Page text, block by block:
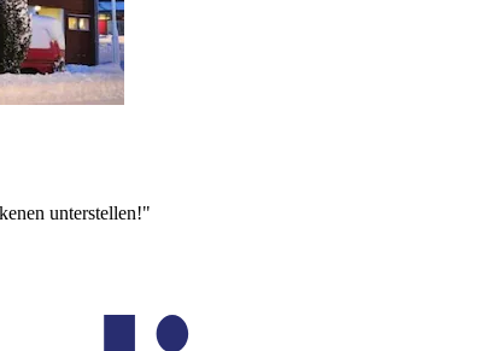
unterstellen!"